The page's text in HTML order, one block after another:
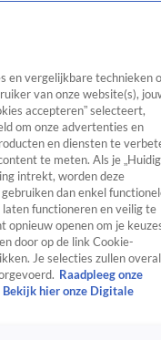
TV Algemeen
Tip
RealityCrimeVideo's
en vergelijkbare technieken
van onze website(s),
accepteren” selecteert,
om onze advertenties en
en diensten te
te meten. Als je
intrekt, worden deze
dan enkel
functioneren en veilig te
opnieuw openen om je
door op de link Cookie-
Je selecties zullen overal
Raadpleeg onze
Bekijk hier onze Digitale